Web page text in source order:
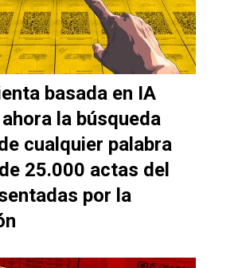
basada en IA
la búsqueda
cualquier palabra
25.000 actas del
por la